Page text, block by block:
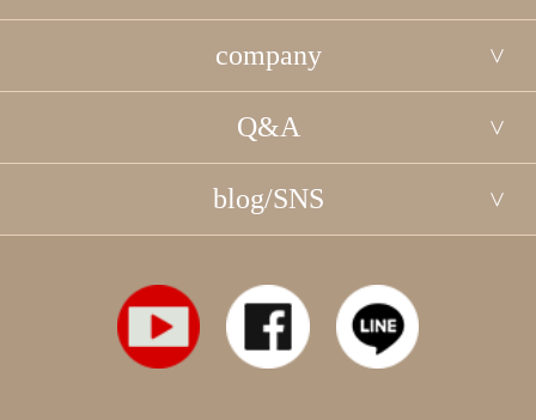
company
Q&A
blog/SNS